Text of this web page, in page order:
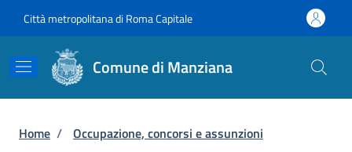
Città metropolitana di Roma Capitale
Comune di Manziana
Briciole di pane
Home / Occupazione, concorsi e assunzioni